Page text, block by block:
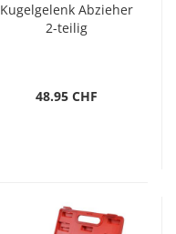
Kugelgelenk Abzieher
2-teilig
48.95 CHF